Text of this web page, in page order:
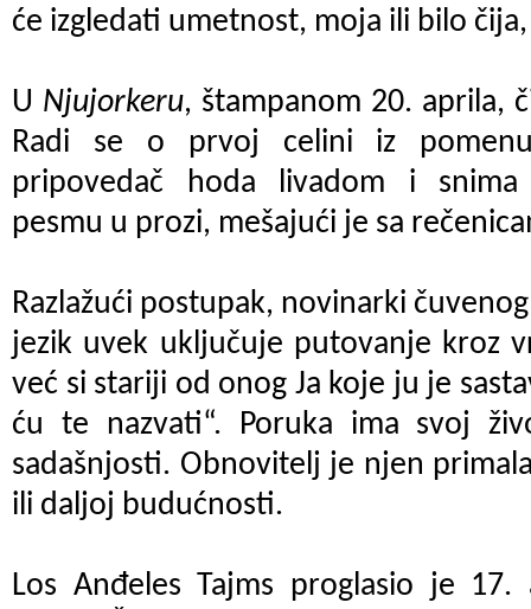
će izgledati umetnost, moja ili bilo
U Njujorkeru, štampanom 20. aprila,
Radi se o prvoj celini iz
pripovedač hoda livadom i
pesmu u prozi, mešajući je sa
Razlažući postupak, novinarki
jezik uvek uključuje putovanje kroz
već si stariji od onog Ja koje ju je
ću te nazvati“. Poruka ima svoj
sadašnjosti. Obnovitelj je njen
ili daljoj budućnosti.
Los Anđeles Tajms proglasio je